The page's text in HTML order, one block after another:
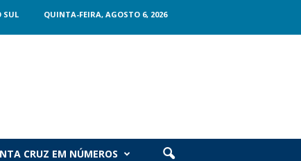
SUL QUINTA-FEIRA, AGOSTO 6, 2026
CRUZ EM NÚMEROS